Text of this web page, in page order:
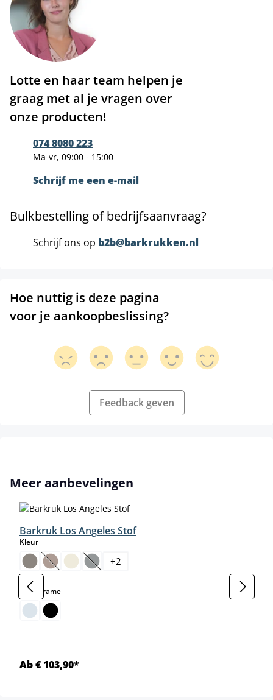
Lotte en haar team helpen je
graag met al je vragen over
onze producten!
074 8080 223
Ma-vr, 09:00 - 15:00
Schrijf me een e-mail
Bulkbestelling of bedrijfsaanvraag?
Schrijf ons op b2b@barkrukken.nl
Hoe nuttig is deze pagina
voor je aankoopbeslissing?
Feedback geven
Productgalerij overslaan
Meer aanbevelingen
Barkruk Los Angeles Stof
Kleurselect
(Deze optie is momenteel niet beschikbaar.)
(Deze optie is momenteel niet beschikbaar.)
+2
Kleur frameselect
Ab € 103,90*